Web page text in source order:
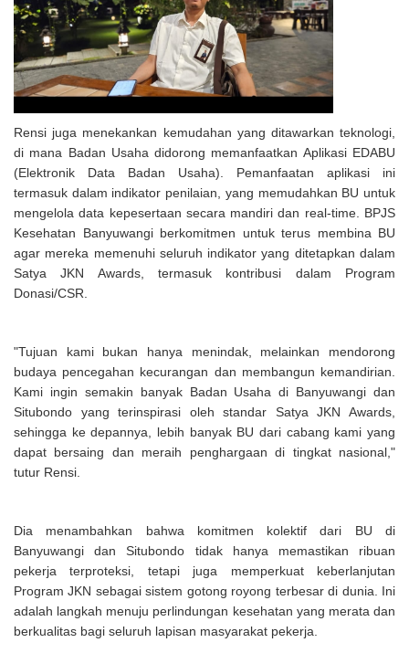
Rensi juga menekankan kemudahan yang ditawarkan teknologi,
di mana Badan Usaha didorong memanfaatkan Aplikasi EDABU
(Elektronik Data Badan Usaha). Pemanfaatan aplikasi ini
termasuk dalam indikator penilaian, yang memudahkan BU untuk
mengelola data kepesertaan secara mandiri dan real-time. BPJS
Kesehatan Banyuwangi berkomitmen untuk terus membina BU
agar mereka memenuhi seluruh indikator yang ditetapkan dalam
Satya JKN Awards, termasuk kontribusi dalam Program
Donasi/CSR.
"Tujuan kami bukan hanya menindak, melainkan mendorong
budaya pencegahan kecurangan dan membangun kemandirian.
Kami ingin semakin banyak Badan Usaha di Banyuwangi dan
Situbondo yang terinspirasi oleh standar Satya JKN Awards,
sehingga ke depannya, lebih banyak BU dari cabang kami yang
dapat bersaing dan meraih penghargaan di tingkat nasional,"
tutur Rensi.
Dia menambahkan bahwa komitmen kolektif dari BU di
Banyuwangi dan Situbondo tidak hanya memastikan ribuan
pekerja terproteksi, tetapi juga memperkuat keberlanjutan
Program JKN sebagai sistem gotong royong terbesar di dunia. Ini
adalah langkah menuju perlindungan kesehatan yang merata dan
berkualitas bagi seluruh lapisan masyarakat pekerja.